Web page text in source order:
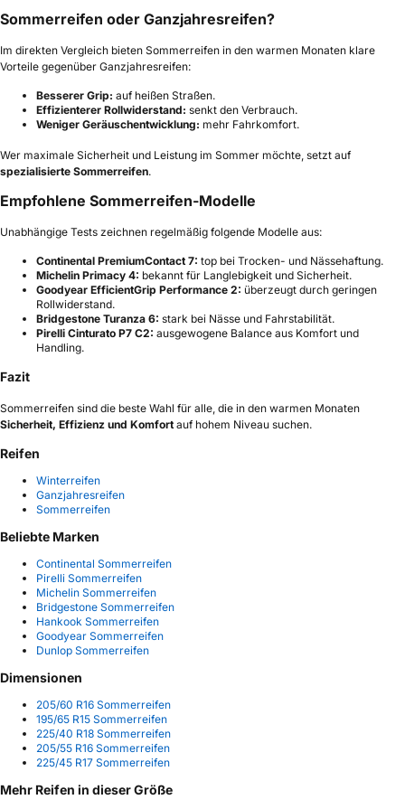
Sommerreifen oder Ganzjahresreifen?
Im direkten Vergleich bieten Sommerreifen in den warmen Monaten klare
Vorteile gegenüber Ganzjahresreifen:
Besserer Grip: auf heißen Straßen.
Effizienterer Rollwiderstand: senkt den Verbrauch.
Weniger Geräuschentwicklung: mehr Fahrkomfort.
Wer maximale Sicherheit und Leistung im Sommer möchte, setzt auf
spezialisierte Sommerreifen.
Empfohlene Sommerreifen-Modelle
Unabhängige Tests zeichnen regelmäßig folgende Modelle aus:
Continental PremiumContact 7: top bei Trocken- und Nässehaftung.
Michelin Primacy 4: bekannt für Langlebigkeit und Sicherheit.
Goodyear EfficientGrip Performance 2: überzeugt durch geringen
Rollwiderstand.
Bridgestone Turanza 6: stark bei Nässe und Fahrstabilität.
Pirelli Cinturato P7 C2: ausgewogene Balance aus Komfort und
Handling.
Fazit
Sommerreifen sind die beste Wahl für alle, die in den warmen Monaten
Sicherheit, Effizienz und Komfort auf hohem Niveau suchen.
Reifen
Winterreifen
Ganzjahresreifen
Sommerreifen
Beliebte Marken
Continental Sommerreifen
Pirelli Sommerreifen
Michelin Sommerreifen
Bridgestone Sommerreifen
Hankook Sommerreifen
Goodyear Sommerreifen
Dunlop Sommerreifen
Dimensionen
205/60 R16 Sommerreifen
195/65 R15 Sommerreifen
225/40 R18 Sommerreifen
205/55 R16 Sommerreifen
225/45 R17 Sommerreifen
Mehr Reifen in dieser Größe